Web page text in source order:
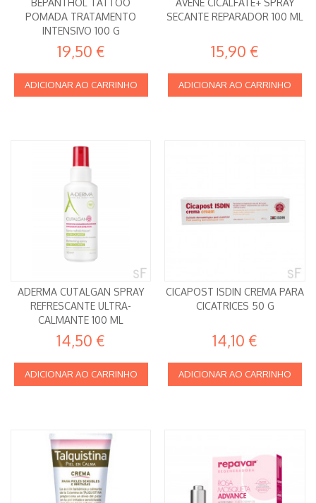
BEPANTHOL TATTOO
POMADA TRATAMENTO
INTENSIVO 100 G
19,50 €
ADICIONAR AO CARRINHO
AVENE CICALFATE+ SPRAY
SECANTE REPARADOR 100 ML
15,90 €
ADICIONAR AO CARRINHO
ADERMA CUTALGAN SPRAY
REFRESCANTE ULTRA-
CALMANTE 100 ML
14,50 €
ADICIONAR AO CARRINHO
CICAPOST ISDIN CREMA PARA
CICATRICES 50 G
14,10 €
ADICIONAR AO CARRINHO